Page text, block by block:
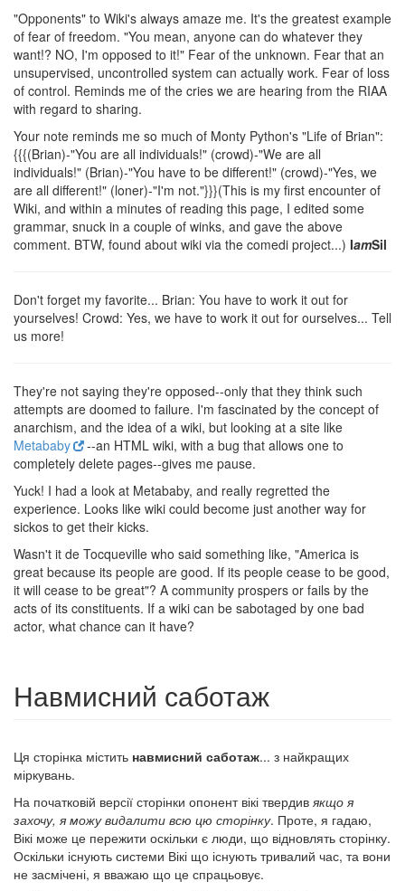
"Opponents" to Wiki's always amaze me. It's the greatest example
of fear of freedom. "You mean, anyone can do whatever they
want!? NO, I'm opposed to it!" Fear of the unknown. Fear that an
unsupervised, uncontrolled system can actually work. Fear of loss
of control. Reminds me of the cries we are hearing from the RIAA
with regard to sharing.
Your note reminds me so much of Monty Python's "Life of Brian":
{{{(Brian)-"You are all individuals!" (crowd)-"We are all
individuals!" (Brian)-"You have to be different!" (crowd)-"Yes, we
are all different!" (loner)-"I'm not."}}}(This is my first encounter of
Wiki, and within a minutes of reading this page, I edited some
grammar, snuck in a couple of winks, and gave the above
comment. BTW, found about wiki via the comedi project...) IamSil
Don't forget my favorite... Brian: You have to work it out for
yourselves! Crowd: Yes, we have to work it out for ourselves... Tell
us more!
They're not saying they're opposed--only that they think such
attempts are doomed to failure. I'm fascinated by the concept of
anarchism, and the idea of a wiki, but looking at a site like
Metababy
--an HTML wiki, with a bug that allows one to
completely delete pages--gives me pause.
Yuck! I had a look at Metababy, and really regretted the
experience. Looks like wiki could become just another way for
sickos to get their kicks.
Wasn't it de Tocqueville who said something like, "America is
great because its people are good. If its people cease to be good,
it will cease to be great"? A community prospers or fails by the
acts of its constituents. If a wiki can be sabotaged by one bad
actor, what chance can it have?
Навмисний саботаж
Ця сторінка містить навмисний саботаж... з найкращих
міркувань.
На початковій версії сторінки опонент вікі твердив якщо я
захочу, я можу видалити всю цю сторінку. Проте, я гадаю,
Вікі може це пережити оскільки є люди, що відновлять сторінку.
Оскільки існують системи Вікі що існують тривалий час, та вони
не засмічені, я вважаю що це спрацьовує.